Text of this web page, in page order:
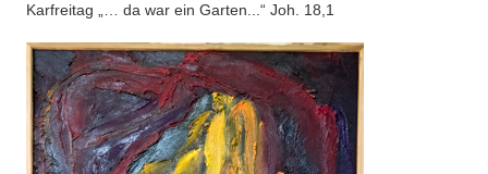
Karfreitag „… da war ein Garten...“ Joh. 18,1